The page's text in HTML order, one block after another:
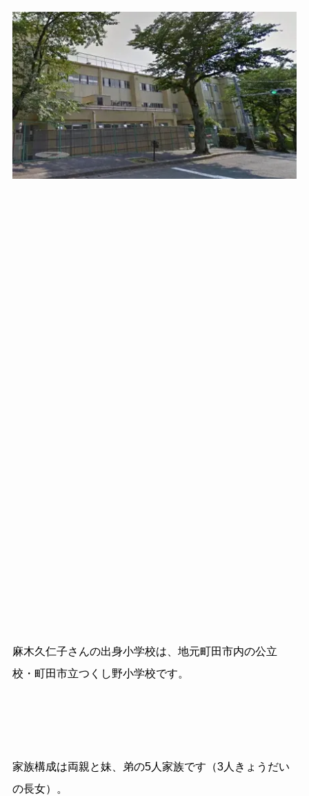
麻木久仁子さんの出身小学校は、地元町田市内の公立
校・町田市立つくし野小学校です。
家族構成は両親と妹、弟の5人家族です（3人きょうだい
の長女）。